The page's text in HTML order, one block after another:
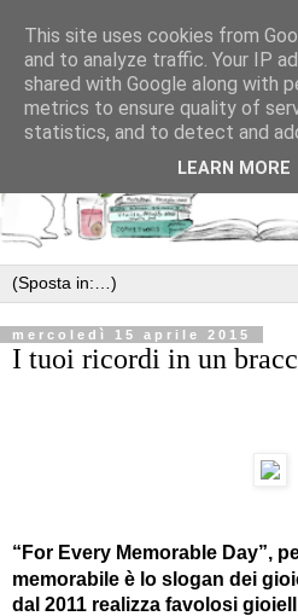
mercoledì 15 aprile 2015
I tuoi ricordi in un
“For Every Memorable Day”,
memorabile è lo slogan dei
dal 2011 realizza favolosi
This site uses cookies from
and to analyze traffic. Your IP
shared with Google along with
metrics to ensure quality of
statistics, and to detect and
LEARN MORE